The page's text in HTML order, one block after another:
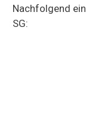
Nachfolgend
SG: